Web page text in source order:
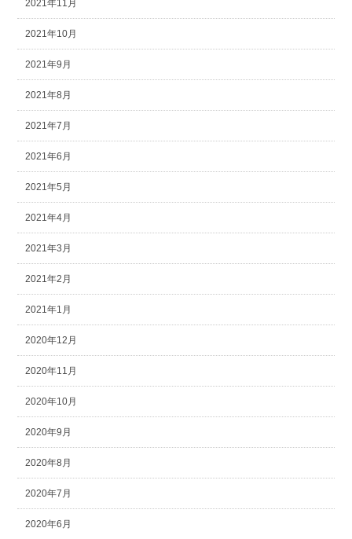
2021年11月
2021年10月
2021年9月
2021年8月
2021年7月
2021年6月
2021年5月
2021年4月
2021年3月
2021年2月
2021年1月
2020年12月
2020年11月
2020年10月
2020年9月
2020年8月
2020年7月
2020年6月